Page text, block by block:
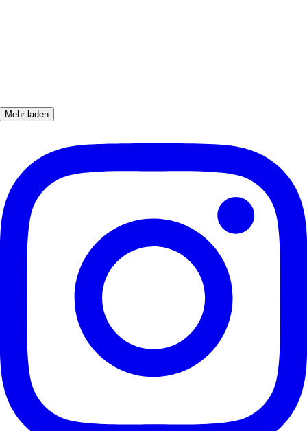
Mehr laden